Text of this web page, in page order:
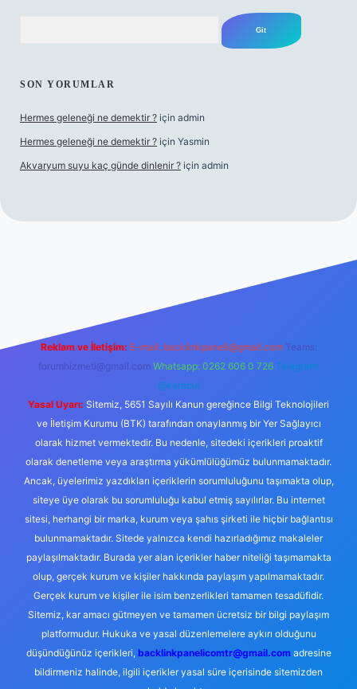
SON YORUMLAR
Hermes geleneği ne demektir ? için admin
Hermes geleneği ne demektir ? için Yasmin
Akvaryum suyu kaç günde dinlenir ? için admin
Reklam ve İletişim: E-mail: backlinkpaneli@gmail.com Teams:
forumhizmeti@gmail.com Whatsapp: 0262 606 0 726 Telegram:
@karabul
Yasal Uyarı: Sitemiz, 5651 Sayılı Kanun gereğince Bilgi Teknolojileri
ve İletişim Kurumu (BTK) tarafından onaylanmış bir Yer Sağlayıcı
olarak hizmet vermektedir. Bu nedenle, sitedeki içerikleri proaktif
olarak denetleme veya araştırma yükümlülüğümüz bulunmamaktadır.
Ancak, üyelerimiz yazdıkları içeriklerin sorumluluğunu taşımakta olup,
siteye üye olarak bu sorumluluğu kabul etmiş sayılırlar. Bu internet
sitesi, herhangi bir marka, kurum veya şahıs şirketi ile hiçbir bağlantısı
bulunmamaktadır. Sitede yalnızca kendi hazırladığımız makaleler
paylaşılmaktadır. Burada yer alan içerikler haber niteliği taşımamakta
olup, gerçek kurum ve kişiler hakkında paylaşım yapılmamaktadır.
Gerçek kurum ve kişiler ile isim benzerlikleri tamamen tesadüfidir.
Sitemiz, kar amacı gütmeyen ve tamamen ücretsiz bir bilgi paylaşım
platformudur. Hukuka ve yasal düzenlemelere aykırı olduğunu
düşündüğünüz içerikleri, backlinkpanelicomtr@gmail.comadresine
bildirmeniz halinde, ilgili içerikler yasal süre içerisinde sitemizden